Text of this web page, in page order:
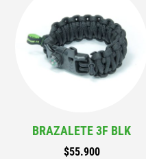
BRAZALETE 3F BLK
$55.900